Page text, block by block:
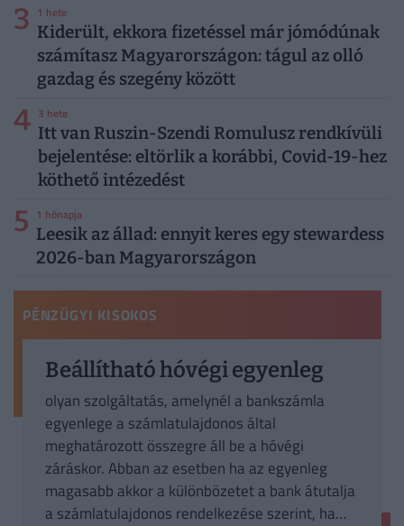
3 1 hete
Kiderült, ekkora fizetéssel már jómódúnak
számítasz Magyarországon: tágul az olló
gazdag és szegény között
4 3 hete
Itt van Ruszin-Szendi Romulusz rendkívüli
bejelentése: eltörlik a korábbi, Covid-19-hez
köthető intézedést
5 1 hónapja
Leesik az állad: ennyit keres egy stewardess
2026-ban Magyarországon
PÉNZÜGYI KISOKOS
Beállítható hóvégi egyenleg
olyan szolgáltatás, amelynél a bankszámla
egyenlege a számlatulajdonos által
meghatározott összegre áll be a hóvégi
záráskor. Abban az esetben ha az egyenleg
magasabb akkor a különbözetet a bank átutalja
a számlatulajdonos rendelkezése szerint, ha